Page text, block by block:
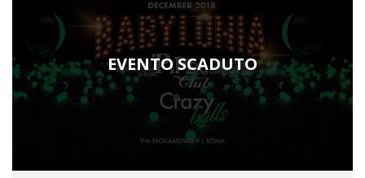
EVENTO SCADUTO